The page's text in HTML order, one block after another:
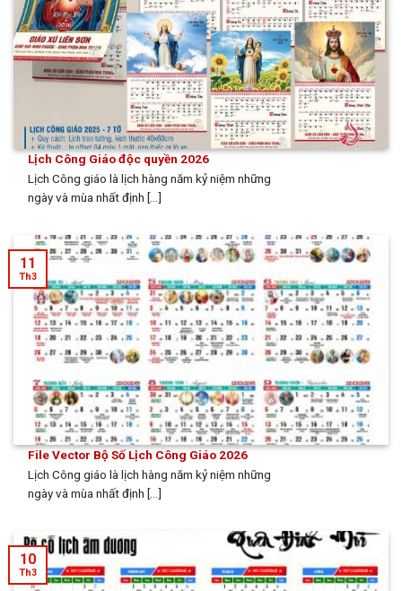
Lịch Công Giáo độc quyền 2026
Lịch Công giáo là lịch hàng năm kỷ niệm những
ngày và mùa nhất định [...]
File Vector Bộ Số Lịch Công Giáo 2026
Lịch Công giáo là lịch hàng năm kỷ niệm những
ngày và mùa nhất định [...]
11
Th3
10
Th3